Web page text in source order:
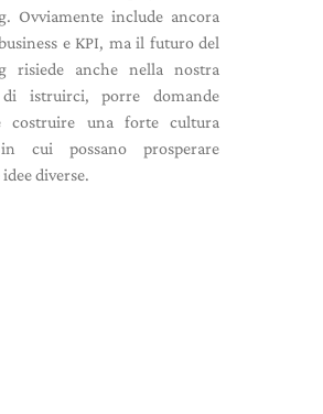
Ovviamente include ancora
e KPI, ma il futuro del
risiede anche nella nostra
di istruirci, porre domande
costruire una forte cultura
cui possano prosperare
diverse.